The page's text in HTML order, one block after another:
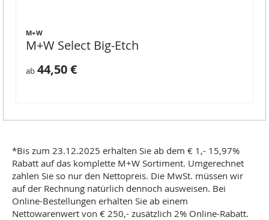
M+W
M+W Select Big-Etch
ab 44,50 €
*Bis zum 23.12.2025 erhalten Sie ab dem € 1,- 15,97%
Rabatt auf das komplette M+W Sortiment. Umgerechnet
zahlen Sie so nur den Nettopreis. Die MwSt. müssen wir
auf der Rechnung natürlich dennoch ausweisen. Bei
Online-Bestellungen erhalten Sie ab einem
Nettowarenwert von € 250,- zusätzlich 2% Online-Rabatt.